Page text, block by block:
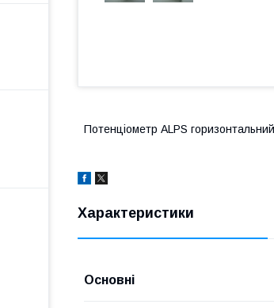
Потенціометр ALPS
Характеристики
Основні